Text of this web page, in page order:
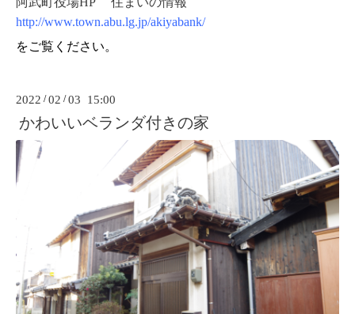
http://www.town.abu.lg.jp/akiyabank/
をご覧ください。
2022 /02 /03 15:00
かわいいベランダ付きの家